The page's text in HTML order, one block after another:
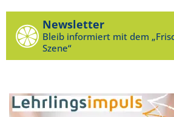
Newsletter
Bleib informiert mit dem
Szene“